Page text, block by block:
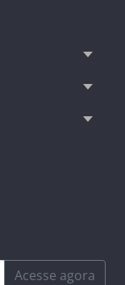
Acesse agora